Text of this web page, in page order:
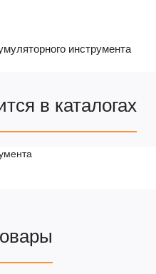
инструмента
в каталогах